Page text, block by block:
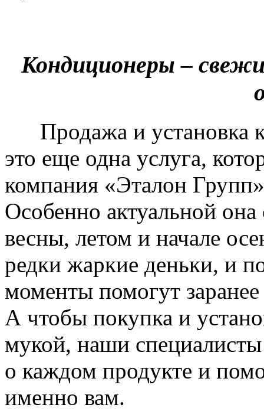
Кондиционеры –
Продажа и установка
это еще одна услуга,
компания «Эталон
Особенно актуальной она
весны, летом и начале
редки жаркие деньки, и
моменты помогут
А чтобы покупка и
мукой, наши специалисты
о каждом продукте и
именно вам.